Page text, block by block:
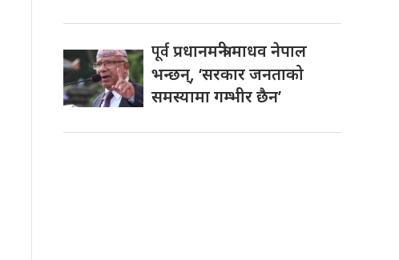
पूर्वप्रधानमन्त्री माधव नेपाल
भन्छन्, ‘सरकार जनताको
समस्यामा गम्भीर छैन’